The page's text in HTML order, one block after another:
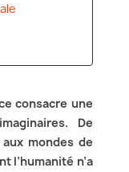
consacre une
De
aux mondes de
l’humanité n’a